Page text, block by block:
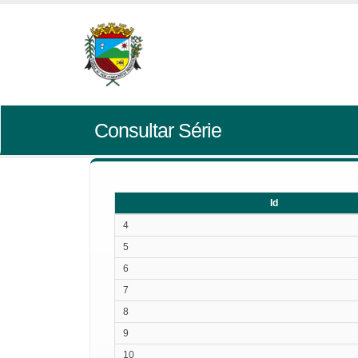
Consultar Série
Id
4
5
6
7
8
9
10